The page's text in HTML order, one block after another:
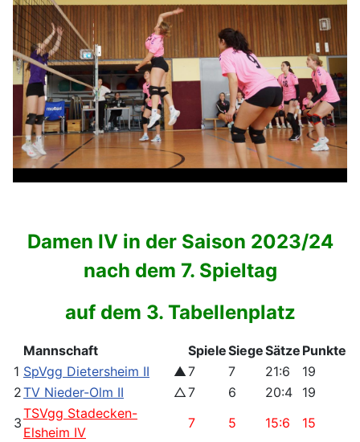
Damen IV in der Saison 2023/24
nach dem 7. Spieltag
auf dem 3. Tabellenplatz
Mannschaft SpieleSiegeSätze Punkte
1 SpVgg Dietersheim II ▲7 7 21:6
19
2TV Nieder-Olm II △7 6 20:4
19
3
TSVgg Stadecken-
Elsheim IV
7 5 15:6
15